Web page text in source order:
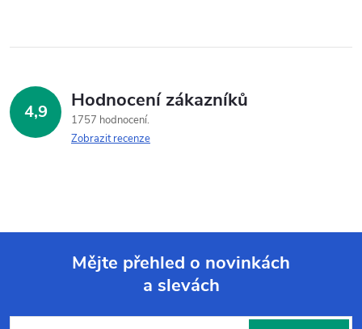
4,9 Hodnocení zákazníků
1757 hodnocení
Zobrazit recenze
Mějte přehled o novinkách
a slevách